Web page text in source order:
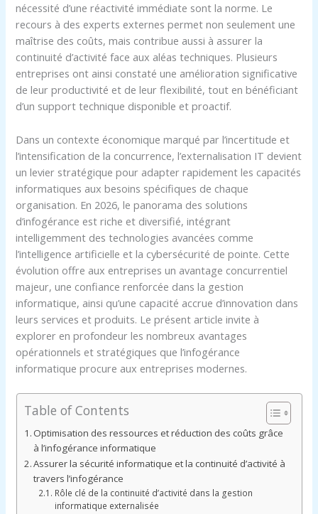
nécessité d’une réactivité immédiate sont la norme. Le
recours à des experts externes permet non seulement une
maîtrise des coûts, mais contribue aussi à assurer la
continuité d’activité face aux aléas techniques. Plusieurs
entreprises ont ainsi constaté une amélioration significative
de leur productivité et de leur flexibilité, tout en bénéficiant
d’un support technique disponible et proactif.
Dans un contexte économique marqué par l’incertitude et
l’intensification de la concurrence, l’externalisation IT devient
un levier stratégique pour adapter rapidement les capacités
informatiques aux besoins spécifiques de chaque
organisation. En 2026, le panorama des solutions
d’infogérance est riche et diversifié, intégrant
intelligemment des technologies avancées comme
l’intelligence artificielle et la cybersécurité de pointe. Cette
évolution offre aux entreprises un avantage concurrentiel
majeur, une confiance renforcée dans la gestion
informatique, ainsi qu’une capacité accrue d’innovation dans
leurs services et produits. Le présent article invite à
explorer en profondeur les nombreux avantages
opérationnels et stratégiques que l’infogérance
informatique procure aux entreprises modernes.
Table of Contents
Optimisation des ressources et réduction des coûts grâce
à l’infogérance informatique
Assurer la sécurité informatique et la continuité d’activité à
travers l’infogérance
Rôle clé de la continuité d’activité dans la gestion
informatique externalisée